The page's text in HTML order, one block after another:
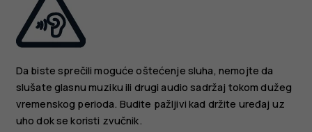
Da biste sprečili moguće oštećenje sluha, nemojte da
slušate glasnu muziku ili drugi audio sadržaj tokom dužeg
vremenskog perioda. Budite pažljivi kad držite uređaj uz
uho dok se koristi zvučnik.